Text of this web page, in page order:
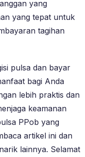
yang
yang tepat untuk
tagihan
pulsa dan bayar
bagi Anda
lebih praktis dan
keamanan
PPob yang
artikel ini dan
lainnya. Selamat